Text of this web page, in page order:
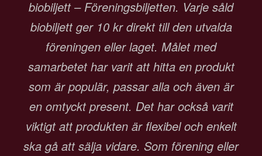
biobiljett – Föreningsbiljetten. Varje såld
biobiljett ger 10 kr direkt till den utvalda
föreningen eller laget. Målet med
samarbetet har varit att hitta en produkt
som är populär, passar alla och även är
en omtyckt present. Det har också varit
viktigt att produkten är flexibel och enkelt
ska gå att sälja vidare. Som förening eller